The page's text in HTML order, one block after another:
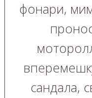
фонари,
сандала,